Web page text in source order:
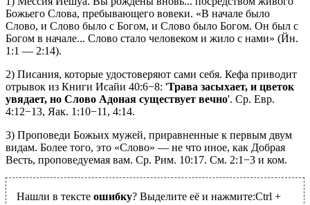
Божьего Слова, пребывающего вовеки. «В начале было
Слово, и Слово было с Богом, и Слово было Богом. Он был с
Богом в начале... Слово стало человеком и жило с нами» (Йн.
1:1 — 2:14).
2) Писания, которые удостоверяют сами себя. Кефа приводит
отрывок из Книги Исайи 40:6−8: 'Трава засыхает, и цветок
увядает, но Слово Адоная существует вечно'. Ср. Евр.
4:12−13, Яак. 1:10−11, 4:14.
3) Проповеди Божьих мужей, приравненные к первым двум
видам. Более того, это «Слово» — не что иное, как Добрая
Весть, проповедуемая вам. Ср. Рим. 10:17. См. 2:1−3 и ком.
Нашли в тексте ошибку? Выделите её и нажмите:Ctrl +